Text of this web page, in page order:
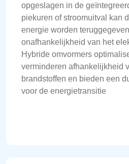
opgeslagen in de
piekuren of stroomuitval kan
energie worden
onafhankelijkheid van het
Hybride omvormers
verminderen afhankelijkheid
brandstoffen en bieden een
voor de energietransitie